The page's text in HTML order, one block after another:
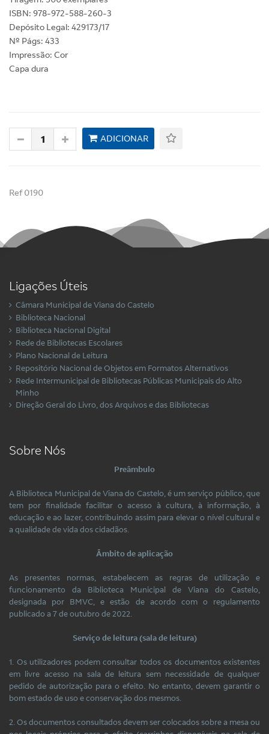
ISBN: 978-972-588-260-3
Depósito Legal: 429173/17
Nº Págs: 433
Impressão: Cor
Capa dura
ADICIONAR
Ref 0190
Ligações Úteis
Câmara Municipal de Viana do Castelo
Biblioteca Nacional
Biblioteca Nacional Digital
Rede de Bibliotecas Escolares
Plano Nacional de Leitura
Repositório Nacional de Objetos em Formatos Alternativos
Rede Intermunicipal de Bibliotecas Públicas Municipais do Alto
Minho
Direção Geral do Livro, dos Arquivos e das Bibliotecas
Sobre Nós
Preâmbulo
A Biblioteca Municipal de Viana do Castelo, é um serviço público, que
tem por finalidade facilitar o acesso à cultura, à informação, à
educação e ao lazer, contribuindo assim para elevar o nível cultural e
a qualidade de vida dos cidadãos.
Âmbito de aplicação
As presentes normas, estabelecem as regras de utilização e
funcionamento da Biblioteca Municipal de Viana do Castelo,
designada por BMVC, e estão de acordo com o regulamento
publicado a 7 de outubro de 2022.
Serviço de leitura (sala de leitura)
1. Os utilizadores podem consultar todos os documentos existentes
em livre acesso na sala de leitura sem necessidade de qualquer
pedido de autorização para o efeito. No entanto, devem garantir o
bom estado de uso e conservação dos mesmos.
2. Os documentos consultados devem ser colocados sobre a mesa ou